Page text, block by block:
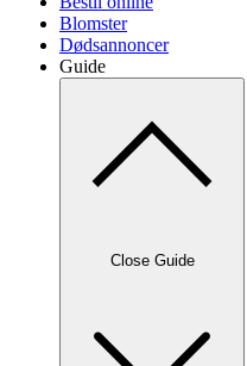
Blomster
Dødsannoncer
Guide
Close Guide